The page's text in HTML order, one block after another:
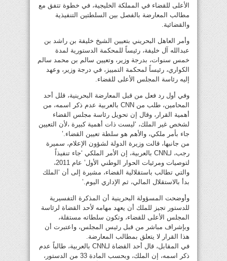
الأعلى للقضاء في المملكة الخليجية، في خطوة تتفق مع
مطالب المعارضة بالفصل بين السلطتين التنفيذية
والقضائية.
وأمر العاهل البحريني بتعيين الشيخ خليفة بن راشد بن
عبدالله آل خليفة، رئيساً للمحكمة الدستورية لمدة
خمس سنوات، بدرجة وزير، وتعيين سالم بن محمد سالم
الكواري، رئيساً لمحكمة التمييز، في درجة وزير، وعهد
إليه رئاسة المجلس الأعلى للقضاء.
وفي أول رد فعل من قبل المعارضة البحرينية، قلل أحد
المحامين، طلب من CNN بالعربية عدم ذكر اسمه، من
أهمية القرار، وقال إن تحويل رئاسة مجلس القضاء
لشخص غير الملك، ‘ليست ذات أهمية كبيرة ،لأن التعيين
جاء بأمر ملكي، والأهم هو سلطة تعيين القضاء.’
من جانبها، قالت وزيرة الدولة لشؤون الإعلام، سميرة
رجب، لـCNN بالعربية، إن الأمر الملكي ‘جاء تنفيذاً
لتوصيات ومرئيات الحوار الوطني الأول’ عام 2011،
والتي تطالب باستقلالية القضاء، مشيرة إلى أن ‘الملك
بدأ بالاستقلال المالي، ثم الإداري اليوم.’
وأوضحت المسؤولة البحرينية أن المذكرة التفسيرية
للدستور تجيز للملك أن يعهد مهامه لأحد القضاة لرئاسة
المجلس الأعلى للقضاء، وتكون سلطاته مستقلة،
وبإشراف مباشر من قبل رئيس المجلس، واعتبرت أن
هذا القرار لا يتعلق بمطالب المعارضة.
في المقابل، قال أحد القضاة لـCNN بالعربية، طالباً عدم
ذكر اسمه، إن الملك، وبحسب المادة 33 من الدستور،